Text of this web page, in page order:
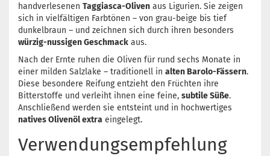
handverlesenen Taggiasca-Oliven aus Ligurien. Sie zeigen
sich in vielfältigen Farbtönen – von grau-beige bis tief
dunkelbraun – und zeichnen sich durch ihren besonders
würzig-nussigen Geschmack aus.
Nach der Ernte ruhen die Oliven für rund sechs Monate in
einer milden Salzlake – traditionell in alten Barolo-Fässern.
Diese besondere Reifung entzieht den Früchten ihre
Bitterstoffe und verleiht ihnen eine feine, subtile Süße.
Anschließend werden sie entsteint und in hochwertiges
natives Olivenöl extra eingelegt.
Verwendungsempfehlung